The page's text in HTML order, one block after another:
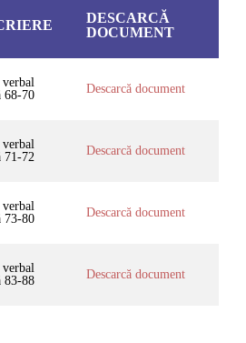
DESCARCĂ
DOCUMENT
verbal
68-70
Descarcă document
verbal
71-72
Descarcă document
verbal
73-80
Descarcă document
verbal
83-88
Descarcă document